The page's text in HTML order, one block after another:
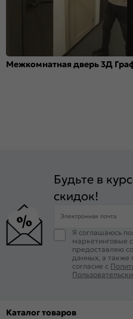
Межкомнатная дверь 3Д
Будьте в
скидок!
Электронная почта
Я соглашаюсь
маркетинговые
предоставляю
данных, а также
согласие с
Каталог товаров